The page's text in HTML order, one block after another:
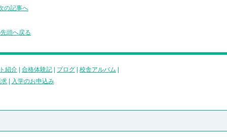
の記事へ
頭へ戻る
紹介 合格体験記 ブログ 校舎アルバム
|
入学のお申込み